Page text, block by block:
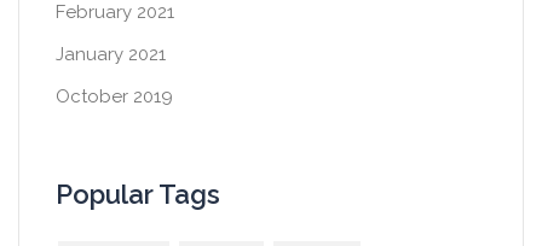
February 2021
January 2021
October 2019
Popular Tags